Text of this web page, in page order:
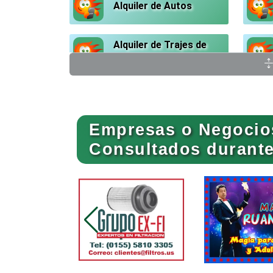
Alquiler de Autos
Alquiler de Trajes de
Animadores de Eventos
Artes Gráficas
Artículos de Piel
Empresas o
Consultados